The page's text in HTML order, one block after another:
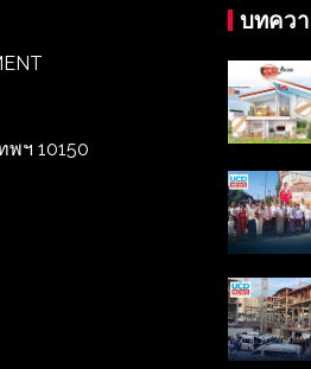
พฯ 10150
บทคว